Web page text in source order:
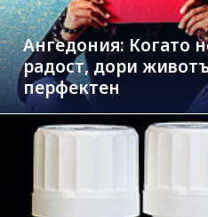
Ангедония: Когато
радост, дори
перфектен